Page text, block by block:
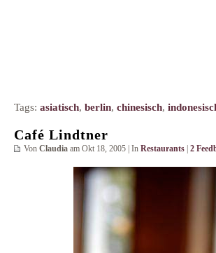
Tags: asiatisch, berlin, chinesisch,
Café Lindtner
Von Claudia am Okt 18, 2005 | In Restaurants | 2